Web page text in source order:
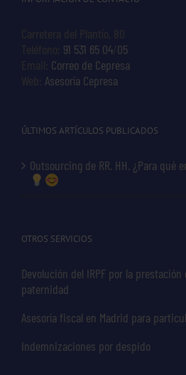
Carretera del Plantío, 80
Teléfono: 91 531 65 04 05
Email: Correo de Cepresa
Web: Asesoría Cepresa
ÚLTIMOS ARTÍCULOS PUBLICADOS
Outsourcing de RR. HH. ¿Para qué
OTROS SERVICIOS
Devolución del IRPF por la
paternidad
Asesoría fiscal en Madrid para
Indemnizaciones por despido